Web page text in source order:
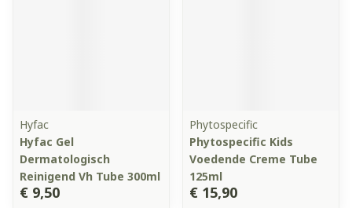
Hyfac
Hyfac Gel
Dermatologisch
Reinigend Vh Tube 300ml
€ 9,50
Phytospecific
Phytospecific Kids
Voedende Creme Tube
125ml
€ 15,90